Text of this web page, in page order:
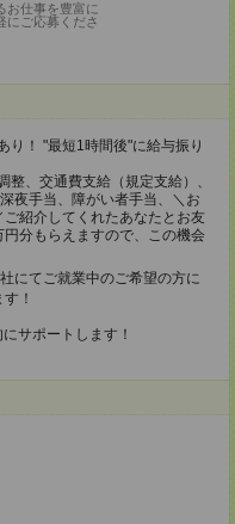
お仕事を豊富に
にご応募くださ
り！ "最短1時間後"に給与振り
、交通費支給（規定支給）、
夜手当、障がい者手当、＼お
紹介してくれたあなたとお友
分もらえますので、この機会
にてご就業中のご希望の方に
！
サポートします！